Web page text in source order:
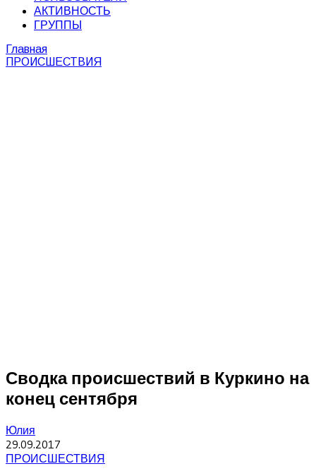
АКТИВНОСТЬ
ГРУППЫ
Главная
ПРОИСШЕСТВИЯ
Сводка происшествий в Куркино на
конец сентября
Юлия
29.09.2017
ПРОИСШЕСТВИЯ